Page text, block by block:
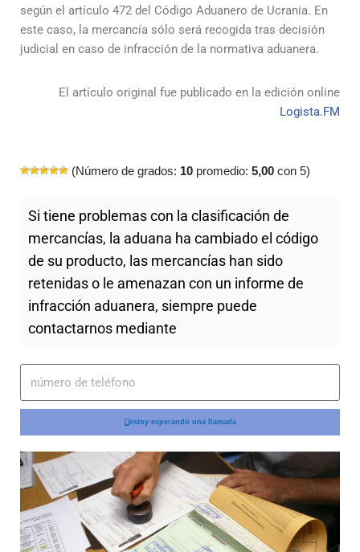
según el artículo 472 del Código Aduanero de Ucrania. En
este caso, la mercancía sólo será recogida tras decisión
judicial en caso de infracción de la normativa aduanera.
El artículo original fue publicado en la edición online
Logista.FM
(Número de grados: 10 promedio: 5,00 con 5)
Si tiene problemas con la clasificación de
mercancías, la aduana ha cambiado el código
de su producto, las mercancías han sido
retenidas o le amenazan con un informe de
infracción aduanera, siempre puede
contactarnos mediante
estoy esperando una llamada